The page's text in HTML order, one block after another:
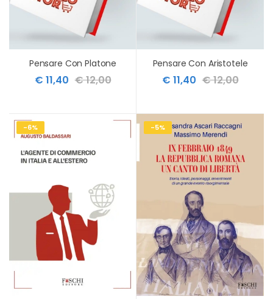
Pensare Con Platone
€ 11,40 € 12,00
Pensare Con Aristotele
€ 11,40 € 12,00
-6% -5%